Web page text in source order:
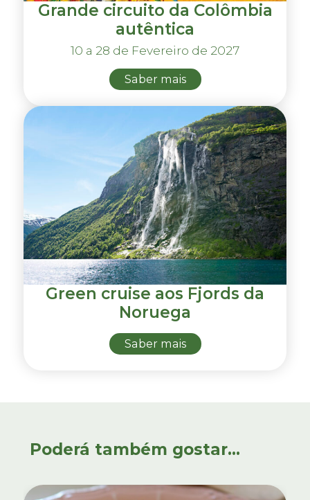
Grande circuito da Colômbia
autêntica
10 a 28 de Fevereiro de 2027
Saber mais
Green cruise aos Fjords da
Noruega
Saber mais
Poderá também gostar...